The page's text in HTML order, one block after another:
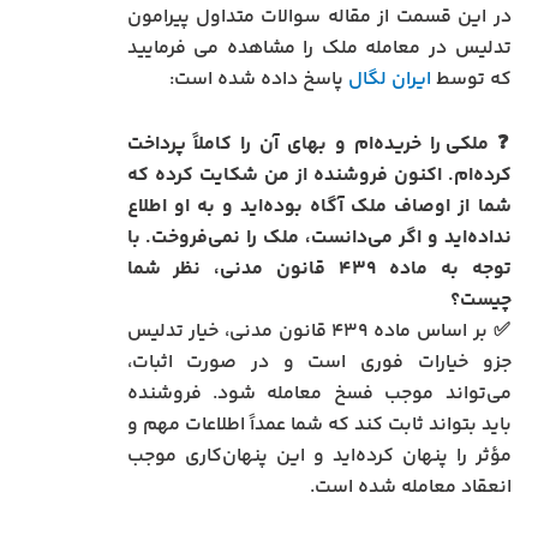
در این قسمت از مقاله سوالات متداول پیرامون
تدلیس در معامله ملک را مشاهده می فرمایید
که توسط ایران لگال پاسخ داده شده است:
❓ ملکی را خریده‌ام و بهای آن را کاملاً پرداخت
کرده‌ام. اکنون فروشنده از من شکایت کرده که
شما از اوصاف ملک آگاه بوده‌اید و به او اطلاع
نداده‌اید و اگر می‌دانست، ملک را نمی‌فروخت. با
توجه به ماده ۴۳۹ قانون مدنی، نظر شما
چیست؟
✅ بر اساس ماده ۴۳۹ قانون مدنی، خیار تدلیس
جزو خیارات فوری است و در صورت اثبات،
می‌تواند موجب فسخ معامله شود. فروشنده
باید بتواند ثابت کند که شما عمداً اطلاعات مهم و
مؤثر را پنهان کرده‌اید و این پنهان‌کاری موجب
انعقاد معامله شده است.